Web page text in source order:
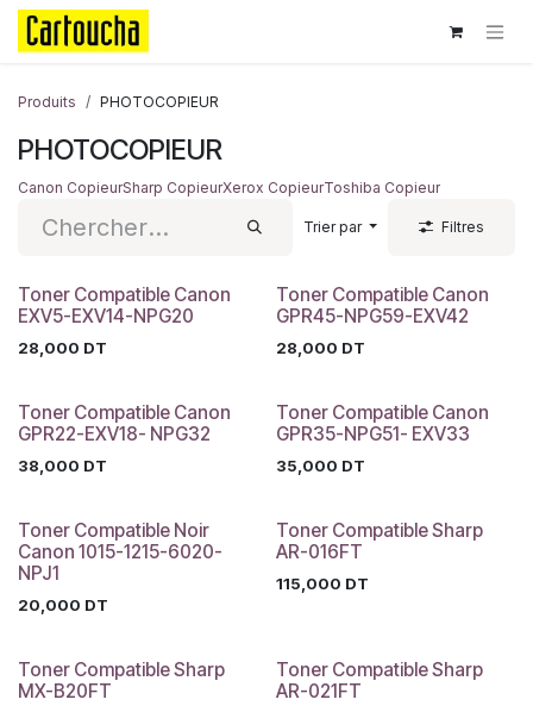
Se rendre au contenu
Produits PHOTOCOPIEUR
PHOTOCOPIEUR
Canon CopieurSharp CopieurXerox CopieurToshiba Copieur
Trier par Filtres
Toner Compatible Canon
EXV5-EXV14-NPG20
28,000 DT
Toner Compatible Canon
GPR45-NPG59-EXV42
28,000 DT
Toner Compatible Canon
GPR22-EXV18- NPG32
38,000 DT
Toner Compatible Canon
GPR35-NPG51- EXV33
35,000 DT
Toner Compatible Noir
Canon 1015-1215-6020-
NPJ1
20,000 DT
Toner Compatible Sharp
AR-016FT
115,000 DT
Toner Compatible Sharp
MX-B20FT
Toner Compatible Sharp
AR-021FT